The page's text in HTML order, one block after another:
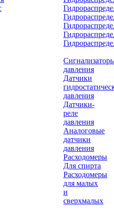
давления
Датчики
давления
Датчики-
реле
давления
Аналоговые
датчики
давления
Расходомеры
Для спирта
Расходомеры
для малых
и
сверхмалых